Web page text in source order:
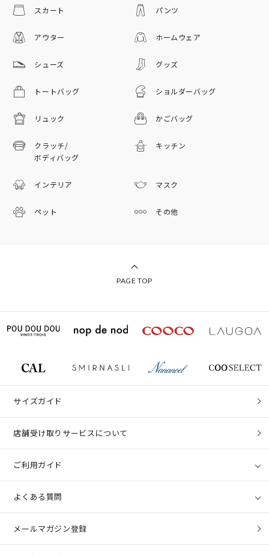
スカート パンツ
アウター ホームウェア
シューズ グッズ
トートバッグ ショルダーバッグ
リュック かごバッグ
クラッチ/
ボディバッグ
キッチン
インテリア マスク
ペット その他
PAGE TOP
サイズガイド
店舗受け取りサービスについて
ご利用ガイド
よくある質問
メールマガジン登録